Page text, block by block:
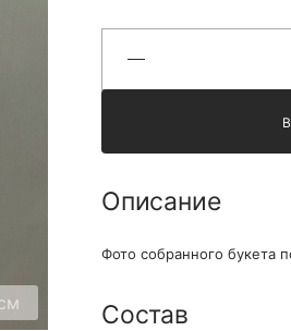
Описание
Фото собранного букета
Состав
конфиденциальности и
сайта ФЛАВЭЛЬ. Мы не
данные и храним их в безопасности